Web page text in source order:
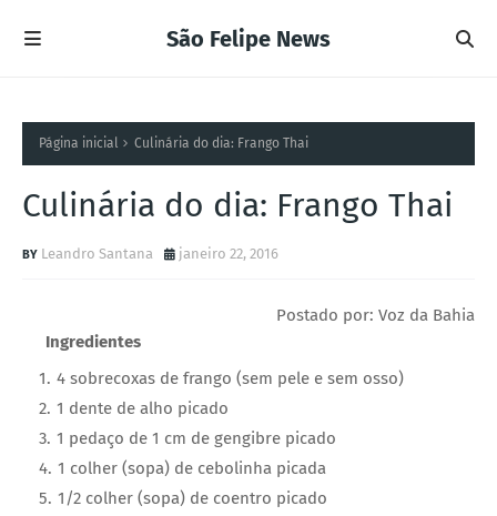
São Felipe News
Página inicial Culinária do dia: Frango Thai
Culinária do dia: Frango Thai
Leandro Santana janeiro 22, 2016
Postado por: Voz da Bahia
Ingredientes
4 sobrecoxas de frango (sem pele e sem osso)
1 dente de alho picado
1 pedaço de 1 cm de gengibre picado
1 colher (sopa) de cebolinha picada
1/2 colher (sopa) de coentro picado